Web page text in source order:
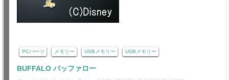
PCパーツ メモリー USBメモリー USBメモリー
BUFFALO バッファロー